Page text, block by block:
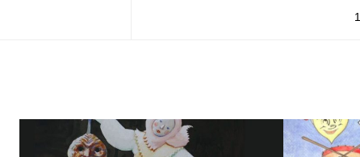
de rifas
teu Nadal»